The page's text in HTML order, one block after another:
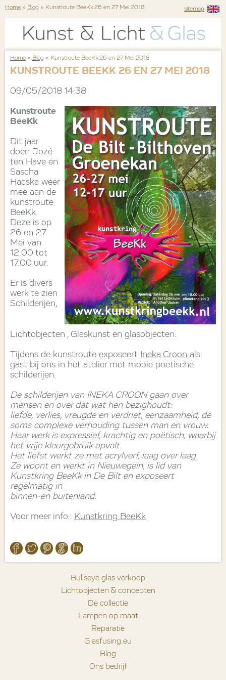
Home » Blog » Kunstroute BeeKk 26 en 27 Mei 2018 sitemap
Home » Blog » Kunstroute BeeKk 26 en 27 Mei 2018
KUNSTROUTE BEEKK 26 EN 27 MEI 2018
09/05/2018 14:38
Kunstroute
BeeKk
Dit jaar
doen Jozé
ten Have en
Sascha
Hacska weer
mee aan de
kunstroute
BeeKk.
Deze is op
26 en 27
Mei van
12.00 tot
17.00 uur.
Er is divers
werk te zien
Schilderijen,
Lichtobjecten , Glaskunst en glasobjecten.
Tijdens de kunstroute exposeert Ineka Croon als
gast bij ons in het atelier met mooie poetische
schilderijen.
De schilderijen van INEKA CROON gaan over
mensen en over dat wat hen bezighoudt:
liefde, verlies, vreugde en verdriet, eenzaamheid, de
soms complexe verhouding tussen man en vrouw.
Haar werk is expressief, krachtig en poëtisch, waarbij
het vrije kleurgebruik opvalt.
Het liefst werkt ze met acrylverf, laag over laag.
Ze woont en werkt in Nieuwegein, is lid van
Kunstkring BeeKk in De Bilt en exposeert
regelmatig in
binnen-en buitenland.
Voor meer info.: Kunstkring BeeKk
Bullseye glas verkoop
Lichtobjecten & concepten
De collectie
Lampen op maat
Reparatie
Glasfusing.eu
Blog
Ons bedrijf